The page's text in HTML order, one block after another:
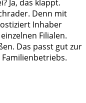
Ja, das klappt.
Denn mit
Inhaber
Filialen.
Das passt gut zur